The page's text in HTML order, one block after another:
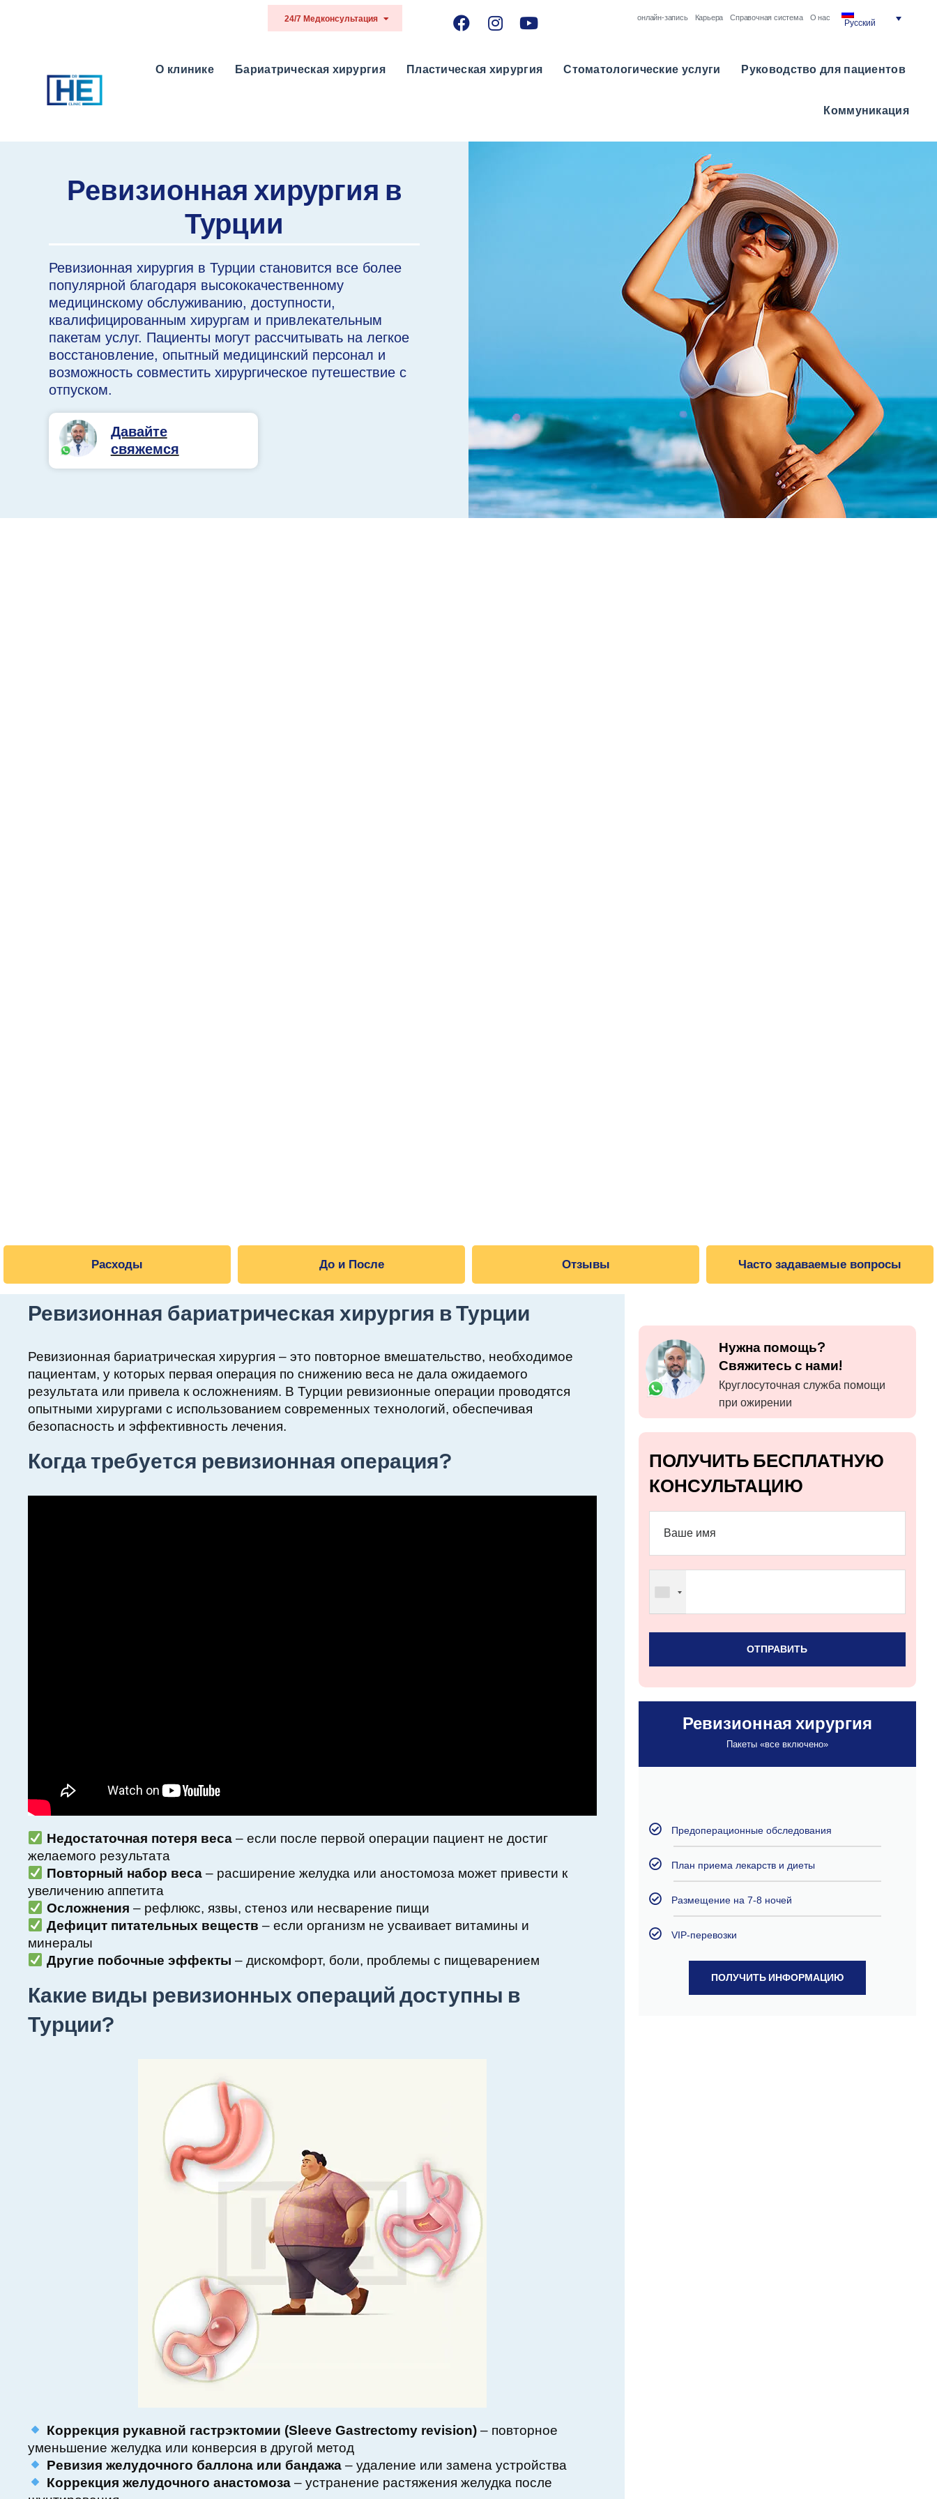
24/7 Медконсультация онлайн-запись Карьера Справочная система О нас
Русский
О клинике Бариатрическая хирургия Пластическая хирургия Стоматологические услуги Руководство для пациентов
Коммуникация
Ревизионная хирургия в
Турции
Ревизионная хирургия в Турции становится все более
популярной благодаря высококачественному
медицинскому обслуживанию, доступности,
квалифицированным хирургам и привлекательным
пакетам услуг. Пациенты могут рассчитывать на легкое
восстановление, опытный медицинский персонал и
возможность совместить хирургическое путешествие с
отпуском.
Давайте
свяжемся
Расходы До и После Отзывы Часто задаваемые вопросы
Ревизионная бариатрическая хирургия в Турции
Ревизионная бариатрическая хирургия – это повторное вмешательство, необходимое
пациентам, у которых первая операция по снижению веса не дала ожидаемого
результата или привела к осложнениям. В Турции ревизионные операции проводятся
опытными хирургами с использованием современных технологий, обеспечивая
безопасность и эффективность лечения.
Когда требуется ревизионная операция?
Недостаточная потеря веса– если после первой операции пациент не достиг
желаемого результата
Повторный набор веса– расширение желудка или аностомоза может привести к
увеличению аппетита
Осложнения – рефлюкс, язвы, стеноз или несварение пищи
Дефицит питательных веществ – если организм не усваивает витамины и
минералы
Другие побочные эффекты – дискомфорт, боли, проблемы с пищеварением
Какие виды ревизионных операций доступны в
Турции?
Коррекция рукавной гастрэктомии (Sleeve Gastrectomy revision)– повторное
уменьшение желудка или конверсия в другой метод
Ревизия желудочного баллона или бандажа– удаление или замена устройства
Коррекция желудочного анастомоза– устранение растяжения желудка после
Нужна помощь?
Свяжитесь с нами!
Круглосуточная служба помощи
при ожирении
ПОЛУЧИТЬ БЕСПЛАТНУЮ
КОНСУЛЬТАЦИЮ
Ревизионная хирургия
Пакеты «все включено»
Предоперационные обследования
План приема лекарств и диеты
Размещение на 7-8 ночей
VIP-перевозки
ПОЛУЧИТЬ ИНФОРМАЦИЮ